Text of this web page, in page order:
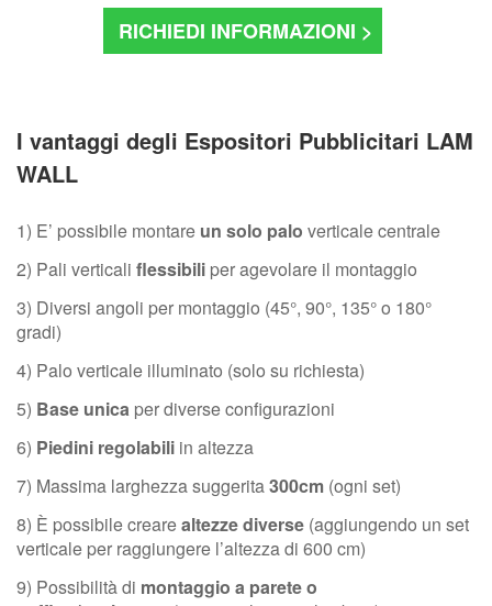
RICHIEDI INFORMAZIONI >
I vantaggi degli Espositori Pubblicitari LAM
WALL
1) E’ possibile montare un solo palo verticale centrale
2) Pali verticali flessibili per agevolare il montaggio
3) Diversi angoli per montaggio (45°, 90°, 135° o 180°
gradi)
4) Palo verticale illuminato (solo su richiesta)
5) Base unica per diverse configurazioni
6) Piedini regolabili in altezza
7) Massima larghezza suggerita300cm (ogni set)
8) È possibile crearealtezze diverse (aggiungendo un set
verticale per raggiungere l’altezza di 600 cm)
9) Possibilità di montaggio a parete o